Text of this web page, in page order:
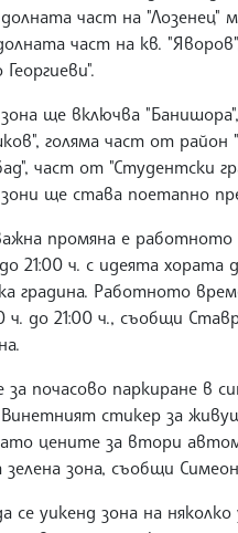
долната част на "Лозенец"
част на кв.
зона ще включва
голяма част от район
част от "Студентски
ще става поетапно
промяна е
21:00 ч. с идеята
градина. Работното
ч. до 21:00 ч., съобщи
за почасово паркиране в
Винетният стикер за
цените за втори
зелена зона, съобщи
се уикенд зона на